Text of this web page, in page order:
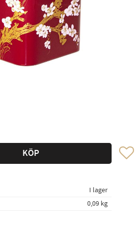
KÖP Lägg
I lager
0,09 kg